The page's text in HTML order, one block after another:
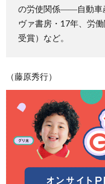
の労使関係――自動車
ヴァ書房・17年、労
受賞）など。
（藤原秀行）